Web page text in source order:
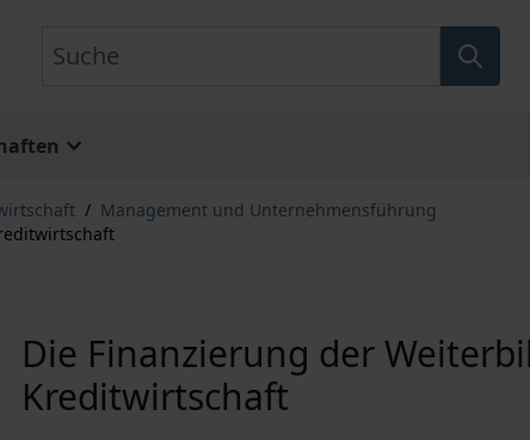
/ Management und Unternehmensführung
Die Finanzierung der
Kreditwirtschaft